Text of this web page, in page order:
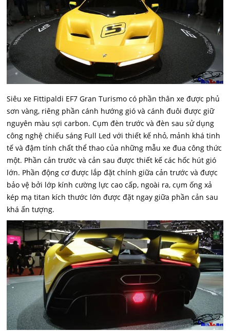
Siêu xe Fittipaldi EF7 Gran Turismo có phần thân xe được phủ
sơn vàng, riêng phần cánh hướng gió và cánh đuôi được giữ
nguyên màu sợi carbon. Cụm đèn trước và đèn sau sử dụng
công nghệ chiếu sáng Full Led với thiết kế nhỏ, mảnh khá tinh
tế và đậm tính chất thể thao của những mẫu xe đua công thức
một. Phần cản trước và cản sau được thiết kế các hốc hút gió
lớn. Phần động cơ được lắp đặt chính giữa cản trước và được
bảo vệ bởi lớp kính cường lực cao cấp, ngoài ra, cụm ống xả
kép mạ titan kích thước lớn được đặt ngay giữa phần cản sau
khá ấn tượng.